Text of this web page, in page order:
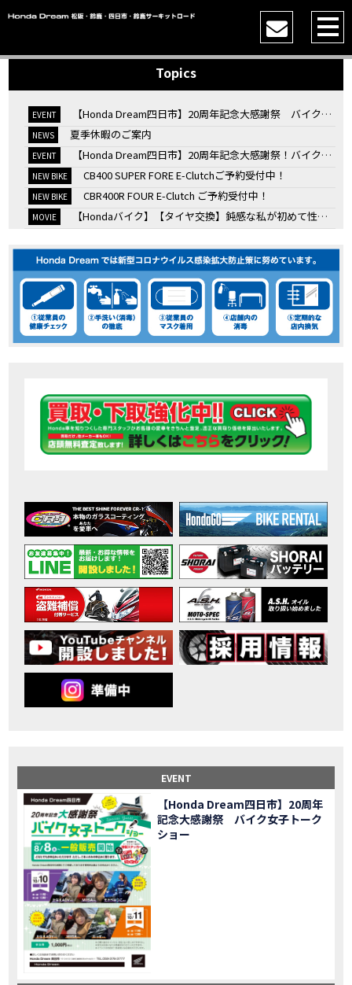
Topics
EVENT 【Honda Dream四日市】20周年記念大感謝祭 バイク女子トークショー
NEWS 夏季休暇のご案内
EVENT 【Honda Dream四日市】20周年記念大感謝祭！バイク女子トークショー
NEW BIKE CB400 SUPER FORE E-Clutchご予約受付中！
NEW BIKE CBR400R FOUR E-Clutch ご予約受付中！
MOVIE 【Hondaバイク】【タイヤ交換】鈍感な私が初めて性能を実感した【三重県】【Honda DREAM】
EVENT KOOD クロモリアクスルシャフトお客様のバイクで体感試走
MOVIE 【三重→香川】このバイク、なんだと思いますか？【ホンダ バイク】【Honda DREAM】【三重県】
EVENT “コカ・コーラ”鈴鹿８時間耐久ロードレース 第47回大会「TSR応援席プレミアムチケット販売開始！」
MOVIE 【ホンダ バイク】バイクを長持ちさせる洗車を教えてもらった【プロの裏ワザ】
MOVIE 【ホンダ バイク】CRF1100L Africa Twinは女性ライダーでも快適か？四国ツーリング【X-ADVオーナー目線】
MOVIE 【ホンダ バイク】 ホンダドリーム鈴鹿の未公開シーン【モトベはつこ】
MOVIE 最新のアフリカツインどう？妹とHondaDreamのバイク全部見た結果｜Honda SuperCub
MOVIE 【ホンダ バイク】「ボカロ文化」を知ろう ナビゲーションをスキップ 検索 作成 6 アバターの画像 三重県を巡る女性ライダーの4日間！ポケふた全制覇ツーリング Honda CB1000F
CAMPAIGN 免許取得サポートキャンペーン実施中！
EVENT ［三重県下最大級のバイクイベント］2026MIE BIKE FES開催
MOVIE 【ホンダ バイク】【バイク女子】怖くて乗れなかったあの憧れバイク、ついに乗ります！
MOVIE 【ホンダ バイク】バイクが動かなくなった…原因不明で入院します
CAMPAIGN Rebel 250 E-Clutch シリーズ 洋用品購入サポートキャンペーン
MOVIE 【ホンダ バイク】CB1000F 4台で三重県ツーリング！梅本まどかさん、MIISAさんと一日笑った【ポケふた】Honda
MOVIE 【ホンダ バイク】【GB350C S】梅本まどかさんと三重県ツーリング満喫しました！ポケふた探し第1弾【モトブログ】
MOVIE 【ホンダドリーム新春初売り特別企画】のご紹介！！
MOVIE こんなことある？！CB1000Fでツーリングイベントに参戦したのだが・・
【新車】CB1000Fで11時間ツーリングした素直なレビュー【モトブログ】Honda CB
MOVIE 【事故寸前】200kmレッカー、そしてさらなる原因が判明し、修理代が膨れ上がった結果
MOVIE 2025X-ADV 最高の旅バイクで街乗りも最適！ADVが20台でツーリングしました｜Honda ADV160
NEW BIKENEWS CB1000F販売中！！
MOVIE 【バイク女子】ごめんなさい。大切なツーリングでやらかしてしまった…
MOVIE 【バイク女子】下道444kmぶっ通しで走った結果がヤバかった
MOVIE 【バイク女子】最安！三重→東京〇〇〇円で行けちゃった
MOVIE 新型スーパーカブ110レビュー！C125 CT125で女子ツーリング 最高！Honda Super Cub(JA59)
MOVIE 【世界一の燃費Super cub】給油せずにどこまで行けるかやってみたら大変なことになりました
MOVIE 【バイク女子の挑戦】世界一の最強バイクでついにやります。
MOVIE 【バイク女子】この動画を見たらイライラするかもしれません。ごめんなさい。
MOVIE 【バイク用ドラレコ】センサーで感知！駐車場でバイクの周りを…
おめでたい人生初バイク納車！スタッフがまさかの対応…
EVENT
【Honda Dream四日市】20周年
記念大感謝祭 バイク女子トーク
ショー